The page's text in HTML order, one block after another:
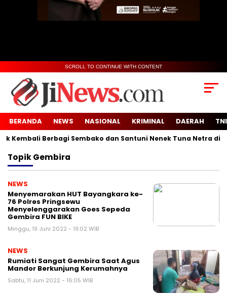
SCROLL TO CONTINUE WITH CONTENT
BERANDA NEWS NASIONAL KRIMINAL DAERAH
Berbagi Sembako dan Santuni Nenek Tuna Netra di
TopikGembira
NEWS
Menyemarakan HUT Bayangkara ke-
76 Polres Pringsewu
Menyelenggarakan Goes Sepeda
Gembira FUN BIKE
Minggu, 19 Juni 2022 - 19:02 WIB
NEWS
Rumiati Sangat Gembira Saat Agus
Mandor Berkunjung Kerumahnya
Sabtu, 11 Juni 2022 - 16:05 WIB